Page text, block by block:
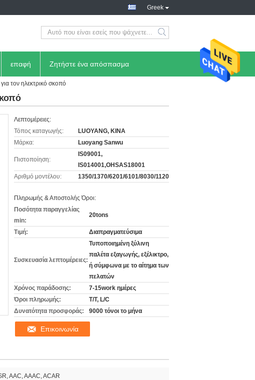
Greek
επαφή Ζητήστε ένα απόσπασμα
τον ηλεκτρικό σκοπό
Λεπτομέρειες:
Τόπος καταγωγής:
LUOYANG, ΚΙΝΑ
Μάρκα:
Luoyang Sanwu
Πιστοποίηση:
IS09001,
IS014001,OHSAS18001
Αριθμό μοντέλου:
1350/1370/6201/6101/8030/1120
Πληρωμής & Αποστολής Όροι:
Ποσότητα παραγγελίας
min:
20tons
Τιμή: Διαπραγματεύσιμα
Συσκευασία λεπτομέρειες:
Τυποποιημένη ξύλινη
παλέτα εξαγωγής, εξέλικτρο,
ή σύμφωνα με το αίτημα των
πελατών
Χρόνος παράδοσης:
7-15work ημέρες
Όροι πληρωμής:
T/T, L/C
Δυνατότητα προσφοράς:
9000 τόνοι το μήνα
Επικοινωνία
AAC, AAAC, ACAR